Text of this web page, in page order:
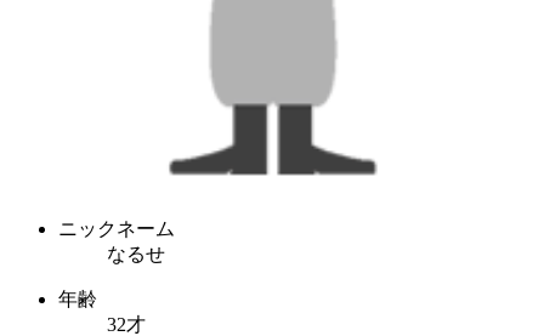
ニックネーム
なるせ
年齢
32才